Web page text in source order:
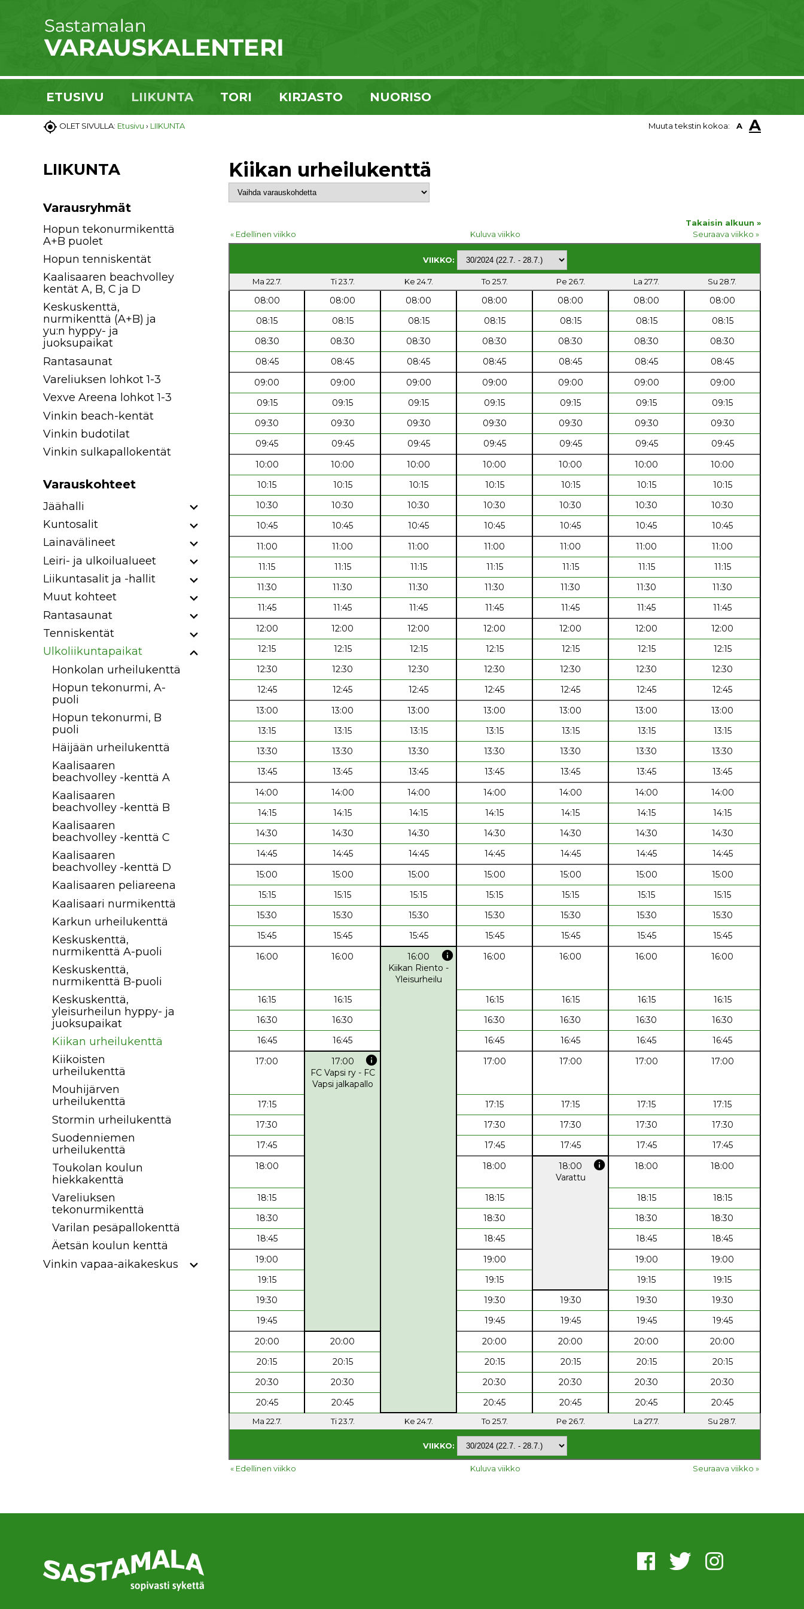
ETUSIVU LIIKUNTA TORI KIRJASTO NUORISO
 OLET SIVULLA: Etusivu › LIIKUNTA Muuta tekstin kokoa: A A
LIIKUNTA
Varausryhmät
Hopun tekonurmikenttä
A+B puolet
Hopun tenniskentät
Kaalisaaren beachvolley
kentät A, B, C ja D
Keskuskenttä,
nurmikenttä (A+B) ja
yu:n hyppy- ja
juoksupaikat
Rantasaunat
Vareliuksen lohkot 1-3
Vexve Areena lohkot 1-3
Vinkin beach-kentät
Vinkin budotilat
Vinkin sulkapallokentät
Varauskohteet
Jäähalli
Kuntosalit
Lainavälineet
Leiri- ja ulkoilualueet
Liikuntasalit ja -hallit
Muut kohteet
Rantasaunat
Tenniskentät
Ulkoliikuntapaikat
Honkolan urheilukenttä
Hopun tekonurmi, A-
puoli
Hopun tekonurmi, B
puoli
Häijään urheilukenttä
Kaalisaaren
beachvolley -kenttä A
Kaalisaaren
beachvolley -kenttä B
Kaalisaaren
beachvolley -kenttä C
Kaalisaaren
beachvolley -kenttä D
Kaalisaaren peliareena
Kaalisaari nurmikenttä
Karkun urheilukenttä
Keskuskenttä,
nurmikenttä A-puoli
Keskuskenttä,
nurmikenttä B-puoli
Keskuskenttä,
yleisurheilun hyppy- ja
juoksupaikat
Kiikan urheilukenttä
Kiikoisten
urheilukenttä
Mouhijärven
urheilukenttä
Stormin urheilukenttä
Suodenniemen
urheilukenttä
Toukolan koulun
hiekkakenttä
Vareliuksen
tekonurmikenttä
Varilan pesäpallokenttä
Äetsän koulun kenttä
Vinkin vapaa-aikakeskus
Kiikan urheilukenttä
Takaisin alkuun »
« Edellinen viikko
Kuluva viikko Seuraava viikko »
VIIKKO:
Ma 22.7. Ti 23.7. Ke 24.7. To 25.7. Pe 26.7. La 27.7. Su 28.7.
08:00 08:00 08:00 08:00 08:00 08:00
08:00
08:15
08:15 08:15 08:15 08:15 08:15
08:15
08:30
08:30 08:30 08:30 08:30 08:30
08:30
08:45
08:45 08:45 08:45 08:45 08:45
08:45
09:00
09:00 09:00 09:00 09:00 09:00
09:00
09:15
09:15 09:15 09:15 09:15 09:15
09:15
09:30
09:30 09:30 09:30 09:30 09:30
09:30
09:45
09:45 09:45 09:45 09:45 09:45
09:45
10:00
10:00 10:00 10:00 10:00 10:00
10:00
10:15
10:15 10:15 10:15 10:15 10:15
10:15
10:30
10:30 10:30 10:30 10:30 10:30
10:30
10:45
10:45 10:45 10:45 10:45 10:45
10:45
11:00
11:00 11:00 11:00 11:00 11:00
11:00
11:15
11:15 11:15 11:15 11:15 11:15
11:15
11:30
11:30 11:30 11:30 11:30 11:30
11:30
11:45
11:45 11:45 11:45 11:45 11:45
11:45
12:00
12:00 12:00 12:00 12:00 12:00
12:00
12:15
12:15 12:15 12:15 12:15 12:15
12:15
12:30
12:30 12:30 12:30 12:30 12:30
12:30
12:45
12:45 12:45 12:45 12:45 12:45
12:45
13:00
13:00 13:00 13:00 13:00 13:00
13:00
13:15
13:15 13:15 13:15 13:15 13:15
13:15
13:30
13:30 13:30 13:30 13:30 13:30
13:30
13:45
13:45 13:45 13:45 13:45 13:45
13:45
14:00
14:00 14:00 14:00 14:00 14:00
14:00
14:15
14:15 14:15 14:15 14:15 14:15
14:15
14:30
14:30 14:30 14:30 14:30 14:30
14:30
14:45
14:45 14:45 14:45 14:45 14:45
14:45
15:00
15:00 15:00 15:00 15:00 15:00
15:00
15:15
15:15 15:15 15:15 15:15 15:15
15:15
15:30
15:30 15:30 15:30 15:30 15:30
15:30
15:45
15:45 15:45 15:45 15:45 15:45
15:45
16:00
16:00 16:00 info
Kiikan Riento -
Yleisurheilu
16:00 16:00 16:00 16:00
16:15 16:15 16:15 16:15 16:15
16:15
16:30
16:30 16:30 16:30 16:30
16:30
16:45
16:45 16:45 16:45 16:45
16:45
17:00
17:00 info
FC Vapsi ry - FC
Vapsi jalkapallo
17:00 17:00 17:00 17:00
17:15 17:15 17:15 17:15
17:15
17:30
17:30 17:30 17:30
17:30
17:45
17:45 17:45 17:45
17:45
18:00
18:00 18:00 info
Varattu
18:00 18:00
18:15 18:15 18:15
18:15
18:30
18:30 18:30
18:30
18:45
18:45 18:45
18:45
19:00
19:00 19:00
19:00
19:15
19:15 19:15
19:15
19:30
19:30 19:30 19:30
19:30
19:45
19:45 19:45 19:45
19:45
20:00
20:00 20:00 20:00 20:00
20:00
20:15
20:15 20:15 20:15 20:15
20:15
20:30
20:30 20:30 20:30 20:30
20:30
20:45
20:45 20:45 20:45 20:45 20:45
Ma 22.7. Ti 23.7. Ke 24.7. To 25.7. Pe 26.7. La 27.7. Su 28.7.
VIIKKO:
« Edellinen viikko Kuluva viikko Seuraava viikko »